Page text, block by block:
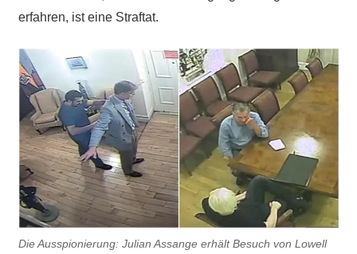
erfahren, ist eine Straftat.
Die Ausspionierung: Julian Assange erhält Besuch von Lowell